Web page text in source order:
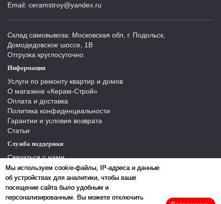
Мы используем cookie-файлы, IP-адреса и данные
об устройствах для аналитики, чтобы ваше
посещение сайта было удобным и
персонализированным. Вы можете отключить
Email: ceramstroy@yandex.ru
Склад самовывоза: Московская обл, г. Подольск,
Домодедовское шоссе, 1В
Отгрузка круглосуточно.
Информация
Услуги по ремонту квартир и домов
О магазине «Керам-Строй»
Оплата и доставка
Политика конфиденциальности
Гарантии и условия возврата
Статьи
Служба поддержки
Связаться с нами
Отзывы
Производители
Карта сайта